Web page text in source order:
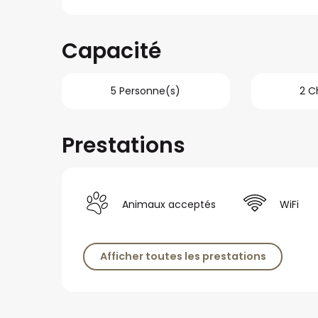
Capacité
5 Personne(s) 2
Prestations
Animaux acceptés WiFi
Afficher toutes les prestations